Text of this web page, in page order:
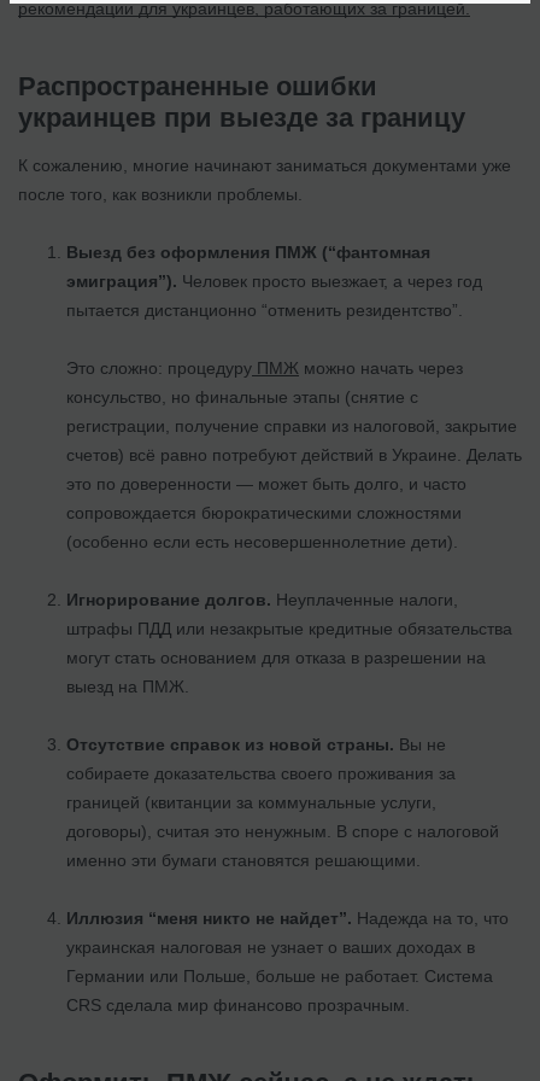
рекомендации для украинцев, работающих за границей.
Распространенные ошибки
украинцев при выезде за границу
К сожалению, многие начинают заниматься документами уже
после того, как возникли проблемы.
Выезд без оформления ПМЖ (“фантомная
эмиграция”). Человек просто выезжает, а через год
пытается дистанционно “отменить резидентство”.
Это сложно: процедуру ПМЖ можно начать через
консульство, но финальные этапы (снятие с
регистрации, получение справки из налоговой, закрытие
счетов) всё равно потребуют действий в Украине. Делать
это по доверенности — может быть долго, и часто
сопровождается бюрократическими сложностями
(особенно если есть несовершеннолетние дети).
Игнорирование долгов. Неуплаченные налоги,
штрафы ПДД или незакрытые кредитные обязательства
могут стать основанием для отказа в разрешении на
выезд на ПМЖ.
Отсутствие справок из новой страны. Вы не
собираете доказательства своего проживания за
границей (квитанции за коммунальные услуги,
договоры), считая это ненужным. В споре с налоговой
именно эти бумаги становятся решающими.
Иллюзия “меня никто не найдет”. Надежда на то, что
украинская налоговая не узнает о ваших доходах в
Германии или Польше, больше не работает. Система
CRS сделала мир финансово прозрачным.